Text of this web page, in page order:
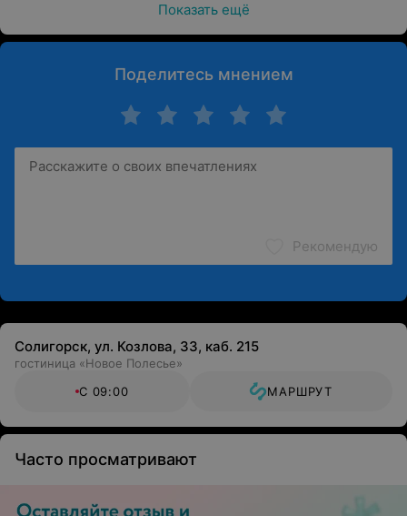
Показать ещё
Поделитесь мнением
Рекомендую
Солигорск, ул. Козлова, 33, каб. 215
гостиница «Новое Полесье»
С 09:00
МАРШРУТ
Часто просматривают